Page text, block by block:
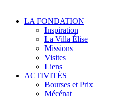
LA FONDATION
Inspiration
La Villa Élise
Missions
Visites
Liens
ACTIVITÉS
Bourses et Prix
Mécénat